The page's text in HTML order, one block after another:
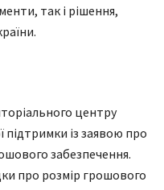
так і рішення,
центру
підтримки із заявою про
забезпечення.
про розмір грошового